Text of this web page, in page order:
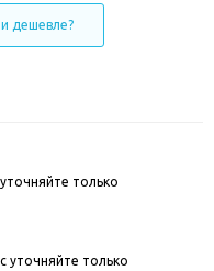
дешевле?
только
уточняйте только